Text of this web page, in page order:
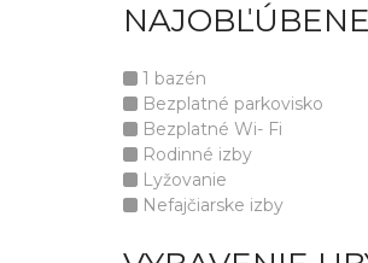
1 bazén
Bezplatné parkovisko
Bezplatné Wi- Fi
Rodinné izby
Lyžovanie
Nefajčiarske izby